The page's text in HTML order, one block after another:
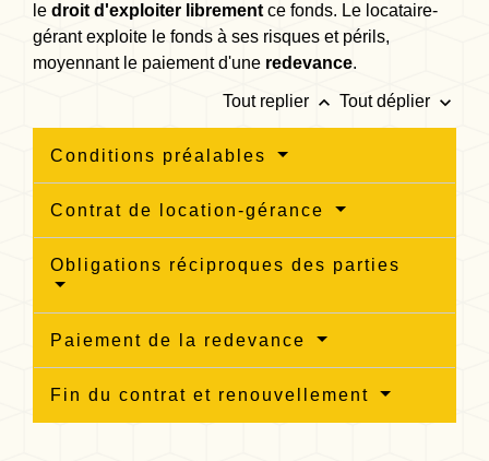
le droit d'exploiter librement ce fonds. Le locataire-
gérant exploite le fonds à ses risques et périls,
moyennant le paiement d'une redevance.
Tout replier keyboard_arrow_up Tout déplier keyboard_arrow_down
Conditions préalables
Contrat de location-gérance
Obligations réciproques des parties
Paiement de la redevance
Fin du contrat et renouvellement